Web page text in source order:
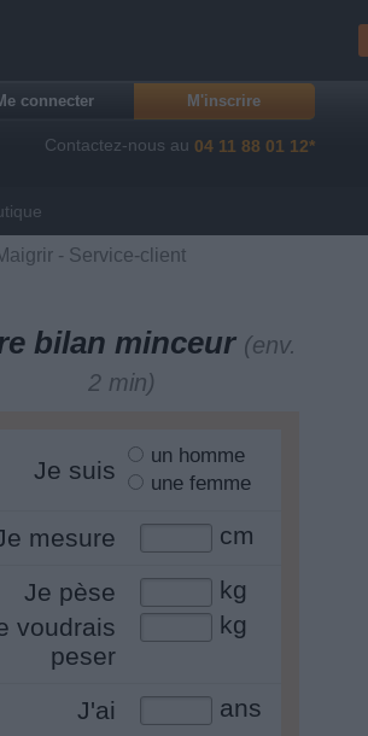
connecter M'inscrire
Contactez-nous au 04 11 88 01 12*
- Service-client
bilan minceur (env.
2 min)
Je suis
un homme
une femme
mesure cm
Je pèse
kg
voudrais
peser
kg
J'ai ans